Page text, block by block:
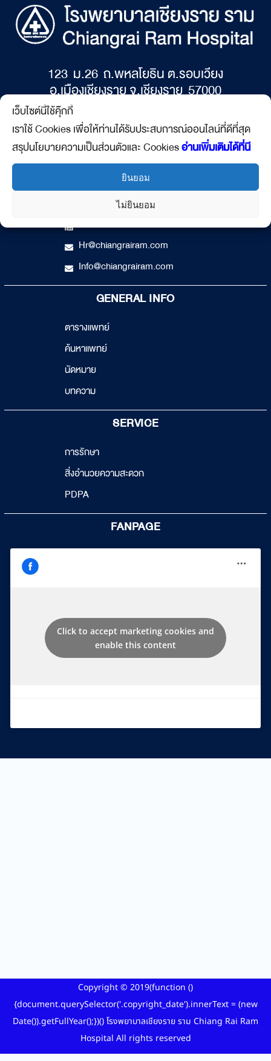
เว็บไซต์นี้ใช้คุ๊กกี้
เราใช้ Cookies เพื่อให้ท่านได้รับประสบการณ์ออนไลน์ที่ดีที่สุด
สรุปนโยบายความเป็นส่วนตัวและ Cookies อ่านเพิ่มเติมได้ที่นี
ยินยอม
ไม่ยินยอม
123 ม.26 ถ.พหลโยธิน ต.รอบเวียง
อ.เมืองเชียงราย จ.เชียงราย 57000
เปิดให้บริการ 24 ชั่วโมง
CONTACTS:
053-719 - 719
Hr@chiangrairam.com
Info@chiangrairam.com
GENERAL INFO
ตารางแพทย์
ค้นหาแพทย์
นัดหมาย
บทความ
SERVICE
การรักษา
สิ่งอำนวยความสะดวก
PDPA
FANPAGE
Click to accept marketing cookies and
enable this content
Copyright © 2019(function ()
{document.querySelector('.copyright_date').innerText = (new
Date()).getFullYear();})() โรงพยาบาลเชียงราย ราม Chiang Rai Ram
Hospital All rights reserved